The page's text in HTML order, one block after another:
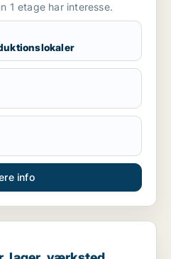
1 etage har interesse.
info
værksted, butik,